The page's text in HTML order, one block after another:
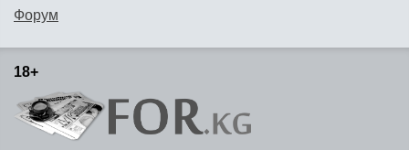
Форум
18+